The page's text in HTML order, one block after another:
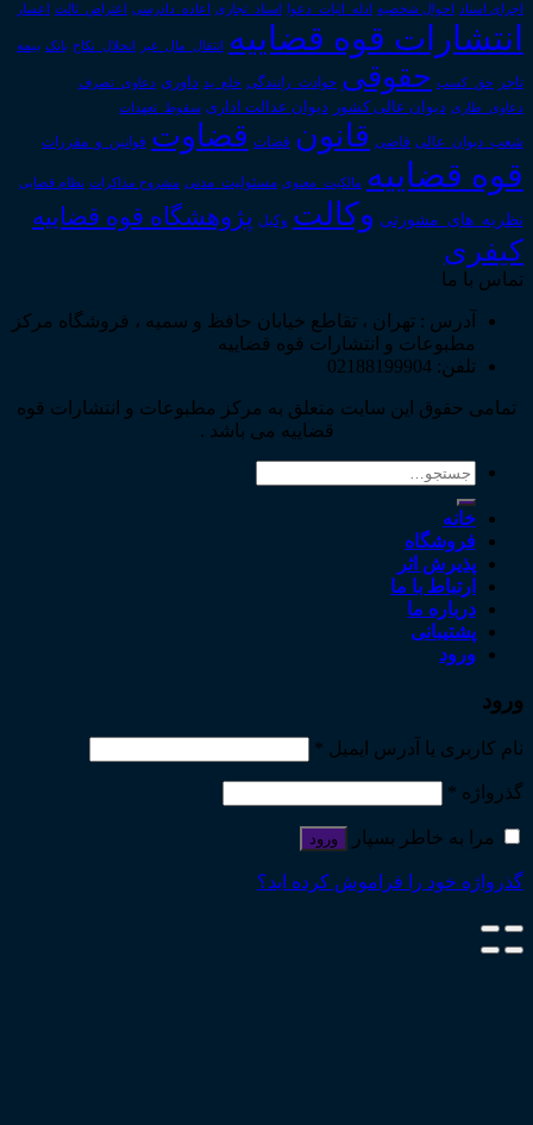
اجرای اسناد احوال شخصیه ادله_اثبات_دعوا اسناد_تجاری اعاده_دادرسی اعتراض_ثالث اعسار
انتشارات قوه قضاییه انتقال_مال_غیر انحلال_نکاح بانک بیمه
تاجر حق_کسب حقوقی حوادث_رانندگی خلع_ید داوری دعاوی_تصرف
دعاوی_طاری دیوان عالی کشور دیوان عدالت اداری سقوط_تعهدات
شعب_دیوان_عالی قاضی قانون قضات قضاوت قوانین_و_مقررات
قوه قضاییه مالکیت_معنوی مسئولیت_مدنی مشروح مذاکرات نظام قضایی
نظریه_های_مشورتی وکالت وکیل پژوهشگاه قوه قضاییه
کیفری
تماس با ما
آدرس : تهران ، تقاطع خیابان حافظ و سمیه ، فروشگاه مرکز
مطبوعات و انتشارات قوه قضاییه
تلفن: 02188199904
تمامی حقوق این سایت متعلق به مرکز مطبوعات و انتشارات قوه
قضاییه می باشد .
جستجو
خانه
فروشگاه
پذیرش اثر
ارتباط با ما
درباره ما
پشتیبانی
ورود
ورود
نام کاربری یا آدرس ایمیل *
گذرواژه *
مرا به خاطر بسپار ورود
گذرواژه خود را فراموش کرده اید؟